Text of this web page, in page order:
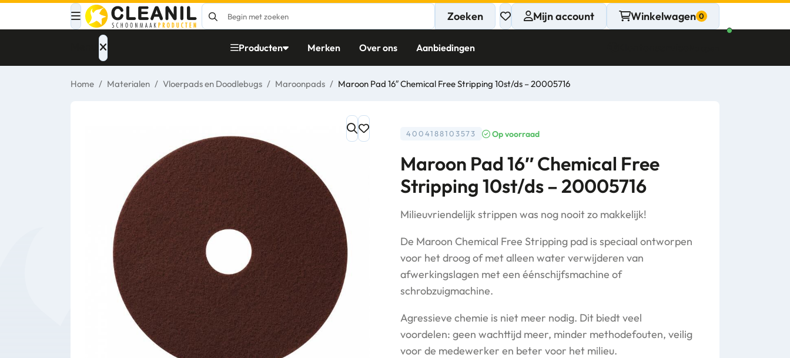
Mijn account Winkelwagen
Zoeken
Producten
Reinigingsmiddelen
Papier – Dispensers
- Toiletinrichting
Glasbewassing
Bedrijfsbenodigdheden
Machines
Persoonlijke
Bescherming
advies
nodig?
Merken Over ons Aanbiedingen
Home / Materialen / Vloerpads en Doodlebugs / Maroonpads / Maroon Pad 16″ Chemical Free Stripping 10st/ds – 20005716
4004188103573 Op voorraad
Maroon Pad 16″ Chemical Free
Stripping 10st/ds – 20005716
Milieuvriendelijk strippen was nog nooit zo makkelijk!
De Maroon Chemical Free Stripping pad is speciaal ontworpen
voor het droog of met alleen water verwijderen van
afwerkingslagen met een éénschijfsmachine of
schrobzuigmachine.
Agressieve chemie is niet meer nodig. Dit biedt veel
voordelen: geen wachttijd meer, minder methodefouten, veilig
voor de medewerker en beter voor het milieu.